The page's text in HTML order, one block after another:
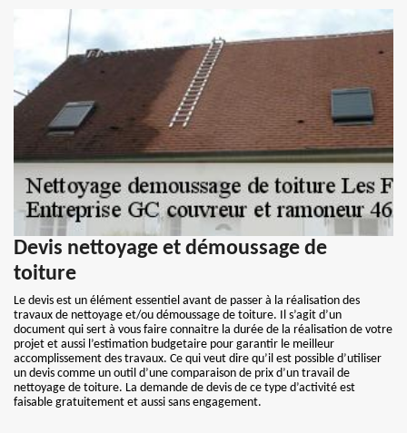
Devis nettoyage et démoussage de
toiture
Le devis est un élément essentiel avant de passer à la réalisation des
travaux de nettoyage et/ou démoussage de toiture. Il s’agit d’un
document qui sert à vous faire connaitre la durée de la réalisation de votre
projet et aussi l’estimation budgetaire pour garantir le meilleur
accomplissement des travaux. Ce qui veut dire qu’il est possible d’utiliser
un devis comme un outil d’une comparaison de prix d’un travail de
nettoyage de toiture. La demande de devis de ce type d’activité est
faisable gratuitement et aussi sans engagement.